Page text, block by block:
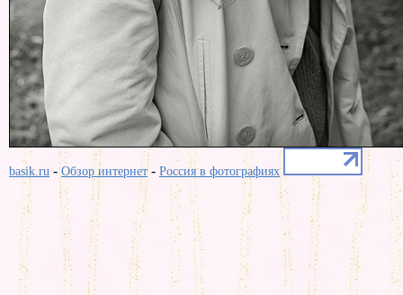
basik.ru -Обзор интернет- Россия в фотографиях